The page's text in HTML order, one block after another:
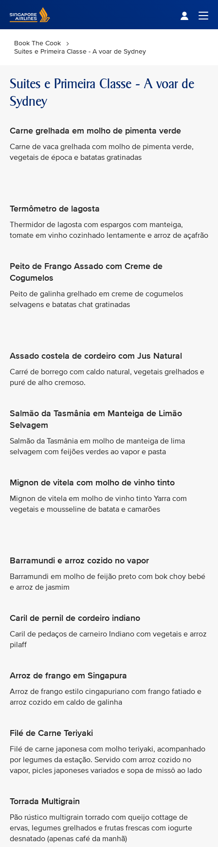
Book The Cook
Suites e Primeira Classe - A voar de Sydney
Suites e Primeira Classe - A voar de
Sydney
Carne grelhada em molho de pimenta verde
Carne de vaca grelhada com molho de pimenta verde,
vegetais de época e batatas gratinadas
Termômetro de lagosta
Thermidor de lagosta com espargos com manteiga,
tomate em vinho cozinhado lentamente e arroz de açafrão
Peito de Frango Assado com Creme de
Cogumelos
Peito de galinha grelhado em creme de cogumelos
selvagens e batatas chat gratinadas
Assado costela de cordeiro com Jus Natural
Carré de borrego com caldo natural, vegetais grelhados e
puré de alho cremoso.
Salmão da Tasmânia em Manteiga de Limão
Selvagem
Salmão da Tasmânia em molho de manteiga de lima
selvagem com feijões verdes ao vapor e pasta
Mignon de vitela com molho de vinho tinto
Mignon de vitela em molho de vinho tinto Yarra com
vegetais e mousseline de batata e camarões
Barramundi e arroz cozido no vapor
Barramundi em molho de feijão preto com bok choy bebé
e arroz de jasmim
Caril de pernil de cordeiro indiano
Caril de pedaços de carneiro Indiano com vegetais e arroz
pilaff
Arroz de frango em Singapura
Arroz de frango estilo cingapuriano com frango fatiado e
arroz cozido em caldo de galinha
Filé de Carne Teriyaki
Filé de carne japonesa com molho teriyaki, acompanhado
por legumes da estação. Servido com arroz cozido no
vapor, picles japoneses variados e sopa de missô ao lado
Torrada Multigrain
Pão rústico multigrain torrado com queijo cottage de
ervas, legumes grelhados e frutas frescas com iogurte
desnatado (apenas café da manhã)